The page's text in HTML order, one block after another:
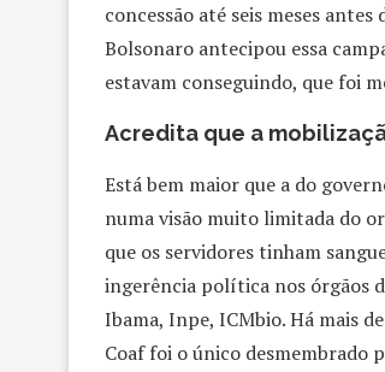
concessão até seis meses
Bolsonaro antecipou essa
estavam conseguindo, que foi
Acredita que a
Está bem maior que a do
numa visão muito limitada do
que os servidores tinham
ingerência política nos órgãos
Ibama, Inpe, ICMbio. Há mais
Coaf foi o único desmembrado